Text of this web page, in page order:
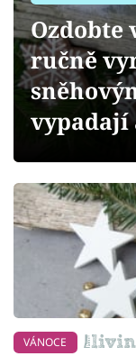
Přihlášení
Sledujte nás
Ozdobte
ručně
vypadají
VÁNOCE